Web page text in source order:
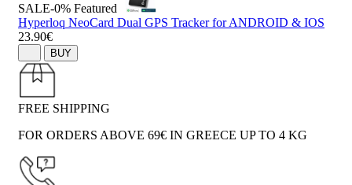
SALE-0% Featured
Hyperloq NeoCard Dual GPS Tracker for ANDROID & IOS
23.90€
BUY
FREE SHIPPING
FOR ORDERS ABOVE 69€ IN GREECE UP TO 4 KG